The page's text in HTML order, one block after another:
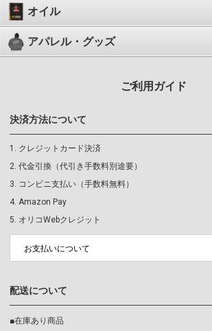
オイル
アパレル・グッズ
ご利用ガイド
決済方法について
クレジットカード決済
代金引換（代引き手数料別途要）
コンビニ支払い（手数料無料）
Amazon Pay
オリコWebクレジット
お支払いについて
配送について
■在庫あり商品